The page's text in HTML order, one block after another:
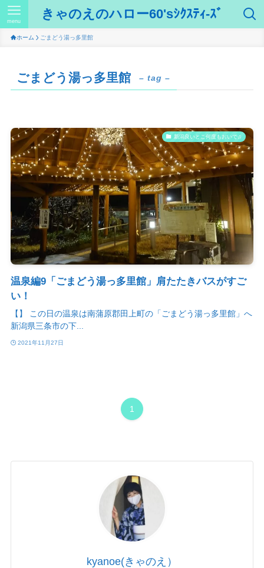
きゃのえのハロー60'sｼｸｽﾃｨ-ｽﾞ
menu
ホーム ごまどう湯っ多里館
ごまどう湯っ多里館 – tag –
新潟良いとこ何度もおいで♫
温泉編9「ごまどう湯っ多里館」肩たたきバスがすご
い！
【】 この日の温泉は南蒲原郡田上町の「ごまどう湯っ多里館」へ
新潟県三条市の下...
2021年11月27日
1
kyanoe(きゃのえ）